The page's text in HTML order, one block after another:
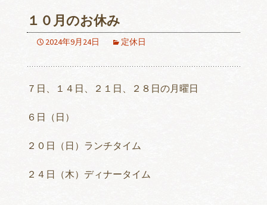
１０月のお休み
2024年9月24日 定休日
７日、１４日、２１日、２８日の月曜日
６日（日）
２０日（日）ランチタイム
２４日（木）ディナータイム